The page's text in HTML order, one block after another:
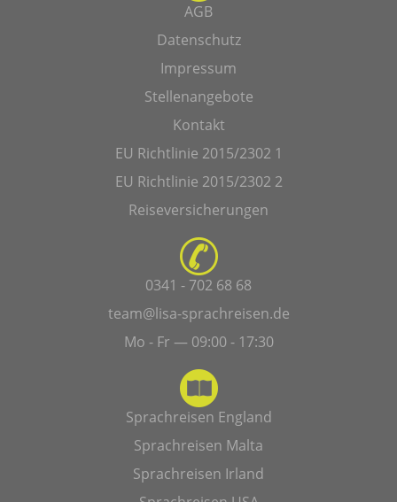
AGB
Datenschutz
Impressum
Stellenangebote
Kontakt
EU Richtlinie 2015/2302 1
EU Richtlinie 2015/2302 2
Reiseversicherungen
0341 - 702 68 68
team@lisa-sprachreisen.de
Mo - Fr — 09:00 - 17:30
Sprachreisen England
Sprachreisen Malta
Sprachreisen Irland